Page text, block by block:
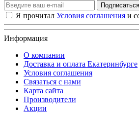
Подписаться
Я прочитал Условия соглашения и
Информация
О компании
Доставка и оплата Екатеринбурге
Условия соглашения
Связаться с нами
Карта сайта
Производители
Акции